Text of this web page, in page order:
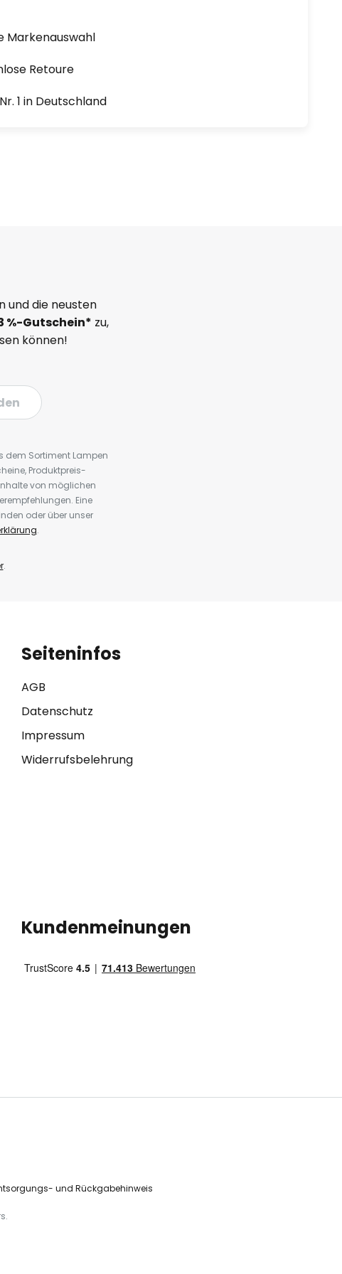
Markenauswahl
Retoure
1 in Deutschland
und die neusten
%-Gutschein* zu,
können!
dem Sortiment Lampen
Produktpreis-
von möglichen
Eine
oder über unser
.
.
Seiteninfos
AGB
Datenschutz
Impressum
Widerrufsbelehrung
Kundenmeinungen
und Rückgabehinweis